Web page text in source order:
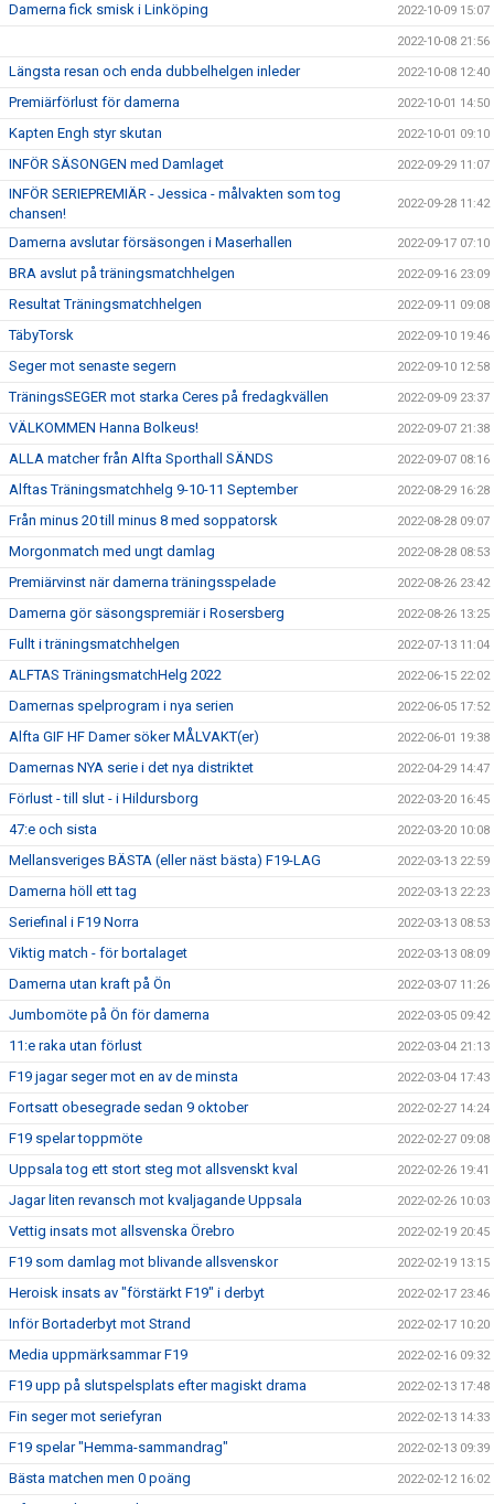
Damerna fick smisk i Linköping 2022-10-09 15:07
2022-10-08 21:56
Längsta resan och enda dubbelhelgen inleder 2022-10-08 12:40
Premiärförlust för damerna 2022-10-01 14:50
Kapten Engh styr skutan 2022-10-01 09:10
INFÖR SÄSONGEN med Damlaget 2022-09-29 11:07
INFÖR SERIEPREMIÄR - Jessica - målvakten som tog
chansen!
2022-09-28 11:42
Damerna avslutar försäsongen i Maserhallen 2022-09-17 07:10
BRA avslut på träningsmatchhelgen 2022-09-16 23:09
Resultat Träningsmatchhelgen 2022-09-11 09:08
TäbyTorsk 2022-09-10 19:46
Seger mot senaste segern 2022-09-10 12:58
TräningsSEGER mot starka Ceres på fredagkvällen 2022-09-09 23:37
VÄLKOMMEN Hanna Bolkeus! 2022-09-07 21:38
ALLA matcher från Alfta Sporthall SÄNDS 2022-09-07 08:16
Alftas Träningsmatchhelg 9-10-11 September 2022-08-29 16:28
Från minus 20 till minus 8 med soppatorsk 2022-08-28 09:07
Morgonmatch med ungt damlag 2022-08-28 08:53
Premiärvinst när damerna träningsspelade 2022-08-26 23:42
Damerna gör säsongspremiär i Rosersberg 2022-08-26 13:25
Fullt i träningsmatchhelgen 2022-07-13 11:04
ALFTAS TräningsmatchHelg 2022 2022-06-15 22:02
Damernas spelprogram i nya serien 2022-06-05 17:52
Alfta GIF HF Damer söker MÅLVAKT(er) 2022-06-01 19:38
Damernas NYA serie i det nya distriktet 2022-04-29 14:47
Förlust - till slut - i Hildursborg 2022-03-20 16:45
47:e och sista 2022-03-20 10:08
Mellansveriges BÄSTA (eller näst bästa) F19-LAG 2022-03-13 22:59
Damerna höll ett tag 2022-03-13 22:23
Seriefinal i F19 Norra 2022-03-13 08:53
Viktig match - för bortalaget 2022-03-13 08:09
Damerna utan kraft på Ön 2022-03-07 11:26
Jumbomöte på Ön för damerna 2022-03-05 09:42
11:e raka utan förlust 2022-03-04 21:13
F19 jagar seger mot en av de minsta 2022-03-04 17:43
Fortsatt obesegrade sedan 9 oktober 2022-02-27 14:24
F19 spelar toppmöte 2022-02-27 09:08
Uppsala tog ett stort steg mot allsvenskt kval 2022-02-26 19:41
Jagar liten revansch mot kvaljagande Uppsala 2022-02-26 10:03
Vettig insats mot allsvenska Örebro 2022-02-19 20:45
F19 som damlag mot blivande allsvenskor 2022-02-19 13:15
Heroisk insats av "förstärkt F19" i derbyt 2022-02-17 23:46
Inför Bortaderbyt mot Strand 2022-02-17 10:20
Media uppmärksammar F19 2022-02-16 09:32
F19 upp på slutspelsplats efter magiskt drama 2022-02-13 17:48
Fin seger mot seriefyran 2022-02-13 14:33
F19 spelar "Hemma-sammandrag" 2022-02-13 09:39
Bästa matchen men 0 poäng 2022-02-12 16:02